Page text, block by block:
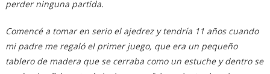
perder ninguna partida.
Comencé a tomar en serio el ajedrez y tendría 11 años cuando
mi padre me regaló el primer juego, que era un pequeño
tablero de madera que se cerraba como un estuche y dentro se